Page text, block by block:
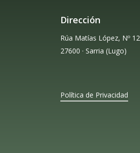
Dirección
Rúa Matías López, Nº 12
27600 · Sarria (Lugo)
Política de Privacidad